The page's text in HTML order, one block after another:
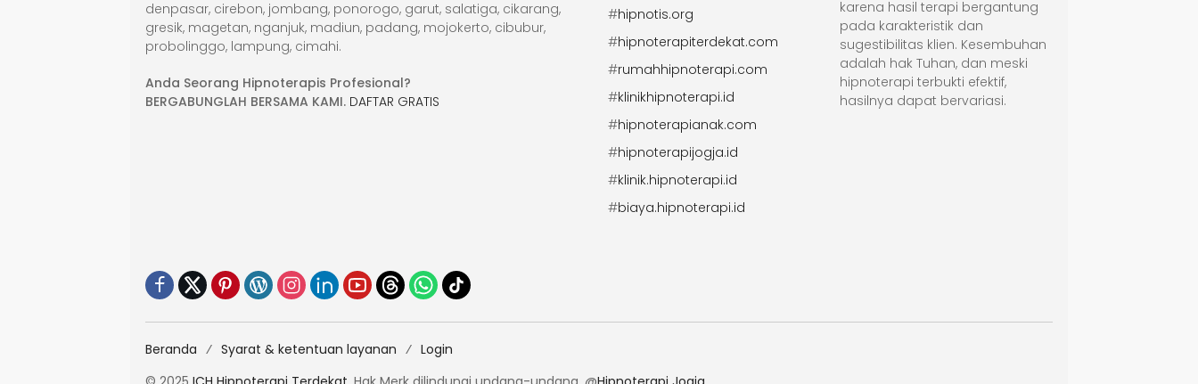
denpasar, cirebon, jombang, ponorogo, garut, salatiga, cikarang,
gresik, magetan, nganjuk, madiun, padang, mojokerto, cibubur,
probolinggo, lampung, cimahi.
Anda Seorang Hipnoterapis Profesional?
BERGABUNGLAH BERSAMA KAMI. DAFTAR GRATIS
#hipnotis.org
#hipnoterapiterdekat.com
#rumahhipnoterapi.com
#klinikhipnoterapi.id
#hipnoterapianak.com
#hipnoterapijogja.id
#klinik.hipnoterapi.id
#biaya.hipnoterapi.id
karena hasil terapi bergantung
pada karakteristik dan
sugestibilitas klien. Kesembuhan
adalah hak Tuhan, dan meski
hipnoterapi terbukti efektif,
hasilnya dapat bervariasi.
Beranda Syarat & ketentuan layanan
Login